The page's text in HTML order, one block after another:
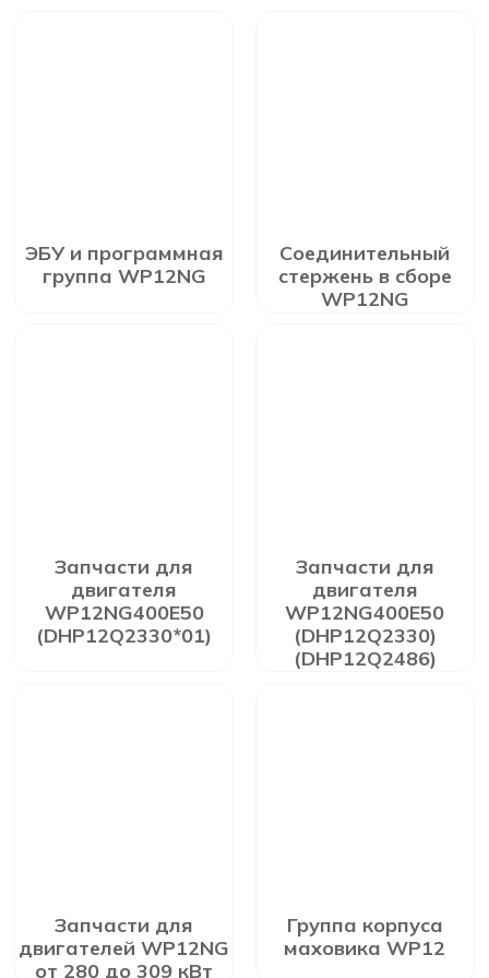
ЭБУ и программная
группа WP12NG
Соединительный
стержень в сборе
WP12NG
Запчасти для
двигателя
WP12NG400E50
(DHP12Q2330*01)
Запчасти для
двигателя
WP12NG400E50
(DHP12Q2330)
(DHP12Q2486)
Запчасти для
двигателей WP12NG
от 280 до 309 кВт
Группа корпуса
маховика WP12